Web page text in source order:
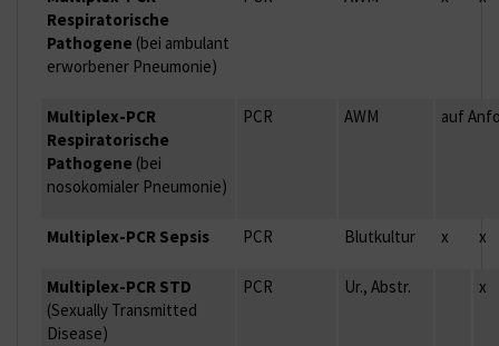
Respiratorische
Pathogene (bei ambulant
erworbener Pneumonie)
Multiplex-PCR
Respiratorische
Pathogene (bei
nosokomialer Pneumonie)
PCR AWM auf
Multiplex-PCR Sepsis PCR Blutkultur x x
Multiplex-PCR STD
(Sexually Transmitted
Disease)
PCR Ur., Abstr. x